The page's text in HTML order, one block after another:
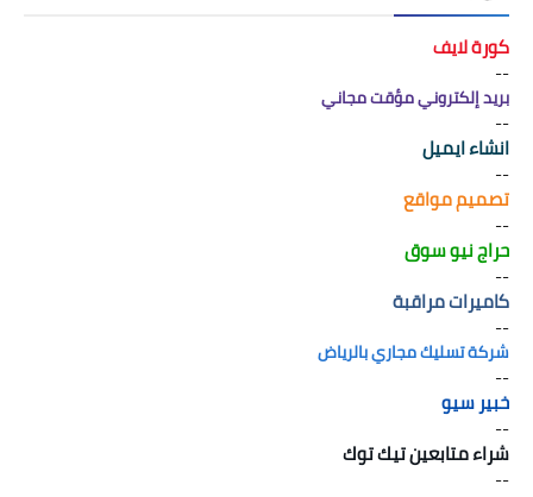
كورة لايف
--
بريد إلكتروني مؤقت مجاني
--
انشاء ايميل
--
تصميم مواقع
--
حراج نيو سوق
--
كاميرات مراقبة
--
شركة تسليك مجاري بالرياض
--
خبير سيو
--
شراء متابعين تيك توك
--